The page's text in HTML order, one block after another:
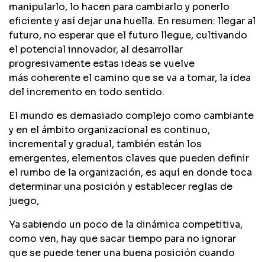
manipularlo, lo hacen para cambiarlo y ponerlo
eficiente y así dejar una huella. En resumen: llegar al
futuro, no esperar que el futuro llegue, cultivando
el potencial innovador, al desarrollar
progresivamente estas ideas se vuelve
más coherente el camino que se va a tomar, la idea
del incremento en todo sentido.
El mundo es demasiado complejo como cambiante
y en el ámbito organizacional es continuo,
incremental y gradual, también están los
emergentes, elementos claves que pueden definir
el rumbo de la organización, es aquí en donde toca
determinar una posición y establecer reglas de
juego,
Ya sabiendo un poco de la dinámica competitiva,
como ven, hay que sacar tiempo para no ignorar
que se puede tener una buena posición cuando